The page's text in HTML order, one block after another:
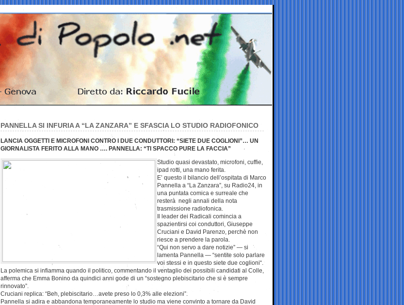
PANNELLA SI INFURIA A “LA ZANZARA” E SFASCIA LO STUDIO RADIOFONICO
LANCIA OGGETTI E MICROFONI CONTRO I DUE CONDUTTORI: “SIETE DUE COGLIONI”… UN
GIORNALISTA FERITO ALLA MANO …. PANNELLA: “TI SPACCO PURE LA FACCIA”
Studio quasi devastato, microfoni, cuffie,
ipad rotti, una mano ferita.
E’ questo il bilancio dell’ospitata di Marco
Pannella a “La Zanzara”, su Radio24, in
una puntata comica e surreale che
resterà negli annali della nota
trasmissione radiofonica.
Il leader dei Radicali comincia a
spazientirsi coi conduttori, Giuseppe
Cruciani e David Parenzo, perchè non
riesce a prendere la parola.
“Qui non servo a dare notizie” — si
lamenta Pannella — “sentite solo parlare
voi stessi e in questo siete due coglioni“.
La polemica si infiamma quando il politico, commentando il ventaglio dei possibili candidati al Colle,
afferma che Emma Bonino da quindici anni gode di un “sostegno plebiscitario che si è sempre
rinnovato”.
Cruciani replica: “Beh, plebiscitario…avete preso lo 0,3% alle elezioni”.
Pannella si adira e abbandona temporaneamente lo studio ma viene convinto a tornare da David